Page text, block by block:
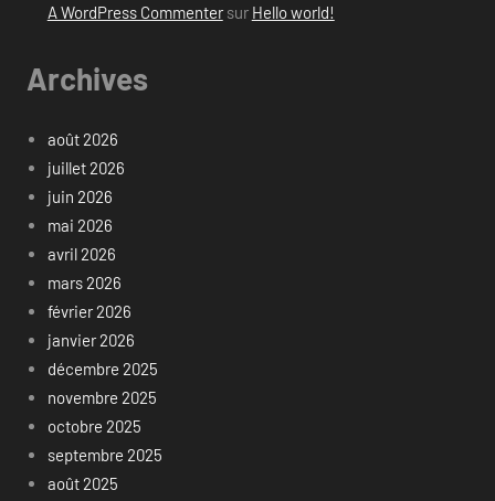
A WordPress Commentersur Hello world!
Archives
août 2026
juillet 2026
juin 2026
mai 2026
avril 2026
mars 2026
février 2026
janvier 2026
décembre 2025
novembre 2025
octobre 2025
septembre 2025
août 2025